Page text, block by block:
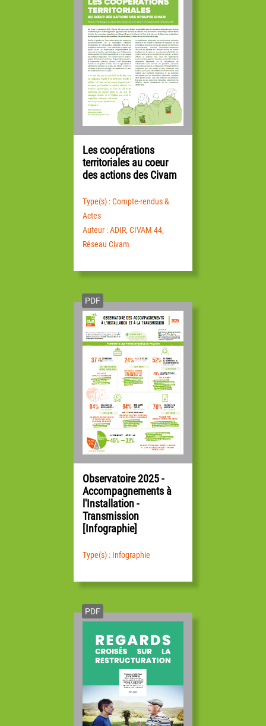
Les coopérations
territoriales au coeur
des actions des Civam
Type(s) : Compte-rendus &
Actes
Auteur : ADIR, CIVAM 44,
Réseau Civam
PDF
Observatoire 2025 -
Accompagnements à
l'Installation -
Transmission
[Infographie]
Type(s) : Infographie
PDF